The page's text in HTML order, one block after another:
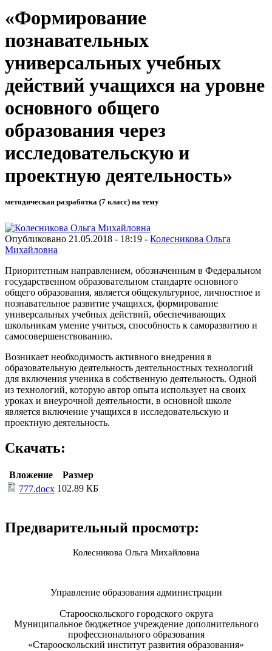
«Формирование
познавательных
универсальных учебных
действий учащихся на уровне
основного общего
образования через
исследовательскую и
проектную деятельность»
методическая разработка (7 класс) на тему
Опубликовано 21.05.2018 - 18:19 - Колесникова Ольга
Михайловна
Приоритетным направлением, обозначенным в Федеральном
государственном образовательном стандарте основного
общего образования, является общекультурное, личностное и
познавательное развитие учащихся, формирование
универсальных учебных действий, обеспечивающих
школьникам умение учиться, способность к саморазвитию и
самосовершенствованию.
Возникает необходимость активного внедрения в
образовательную деятельность деятельностных технологий
для включения ученика в собственную деятельность. Одной
из технологий, которую автор опыта использует на своих
уроках и внеурочной деятельности, в основной школе
является включение учащихся в исследовательскую и
проектную деятельность.
Скачать:
Вложение
Размер
777.docx 102.89 КБ
Предварительный просмотр:
Колесникова Ольга Михайловна
Управление образования администрации
Старооскольского городского округа
Муниципальное бюджетное учреждение дополнительного
профессионального образования
«Старооскольский институт развития образования»